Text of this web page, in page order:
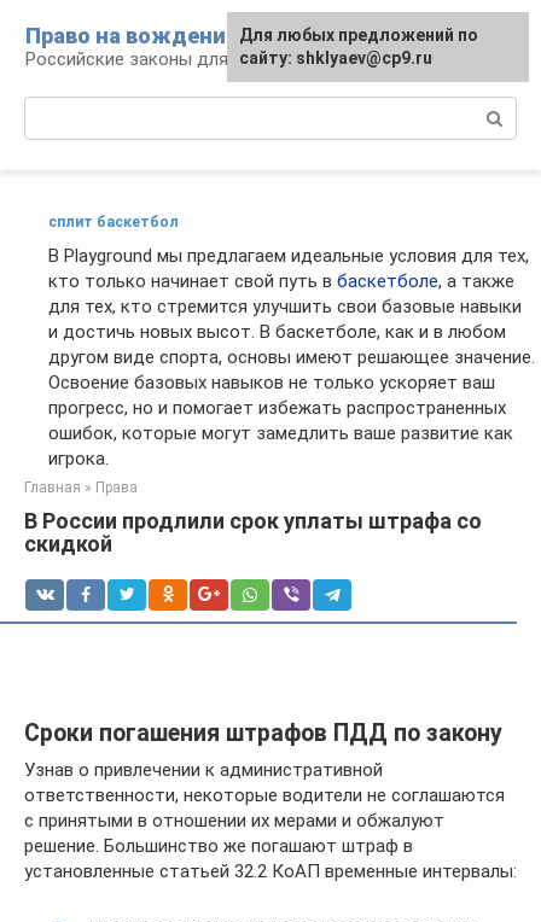
контенту
Право на вождение
Российские законы для автомобилистов
сплит баскетбол
В Playground мы предлагаем идеальные условия для тех,
кто только начинает свой путь в баскетболе, а также
для тех, кто стремится улучшить свои базовые навыки
и достичь новых высот. В баскетболе, как и в любом
другом виде спорта, основы имеют решающее значение.
Освоение базовых навыков не только ускоряет ваш
прогресс, но и помогает избежать распространенных
ошибок, которые могут замедлить ваше развитие как
игрока.
Главная » Права
В России продлили срок уплаты штрафа со
скидкой
Сроки погашения штрафов ПДД по закону
Узнав о привлечении к административной
ответственности, некоторые водители не соглашаются
с принятыми в отношении их мерами и обжалуют
решение. Большинство же погашают штраф в
установленные статьей 32.2 КоАП временные интервалы:
Для любых предложений по
сайту: shklyaev@cp9.ru